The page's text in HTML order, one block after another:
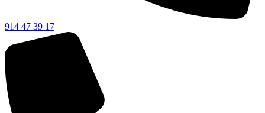
914 47 39 17